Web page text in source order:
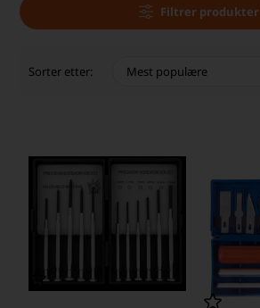
Filtrer produkter
Sorter etter: